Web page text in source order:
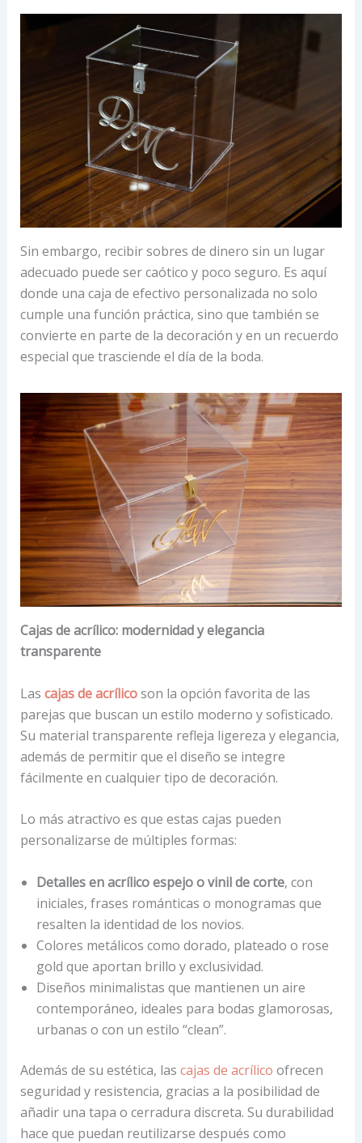
Sin embargo, recibir sobres de dinero sin un lugar
adecuado puede ser caótico y poco seguro. Es aquí
donde una caja de efectivo personalizada no solo
cumple una función práctica, sino que también se
convierte en parte de la decoración y en un recuerdo
especial que trasciende el día de la boda.
Cajas de acrílico: modernidad y elegancia
transparente
Las cajas de acrílicoson la opción favorita de las
parejas que buscan un estilo moderno y sofisticado.
Su material transparente refleja ligereza y elegancia,
además de permitir que el diseño se integre
fácilmente en cualquier tipo de decoración.
Lo más atractivo es que estas cajas pueden
personalizarse de múltiples formas:
Detalles en acrílico espejo o vinil de corte, con
iniciales, frases románticas o monogramas que
resalten la identidad de los novios.
Colores metálicos como dorado, plateado o rose
gold que aportan brillo y exclusividad.
Diseños minimalistas que mantienen un aire
contemporáneo, ideales para bodas glamorosas,
urbanas o con un estilo “clean”.
Además de su estética, las cajas de acrílico ofrecen
seguridad y resistencia, gracias a la posibilidad de
añadir una tapa o cerradura discreta. Su durabilidad
hace que puedan reutilizarse después como